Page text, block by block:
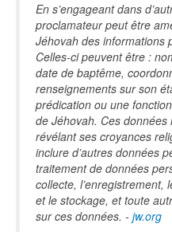
En s’engageant dans
proclamateur peut être
Jéhovah des informations
Celles-ci peuvent être :
date de baptême,
renseignements sur son
prédication ou une
de Jéhovah. Ces
révélant ses croyances
inclure d’autres données
traitement de données
collecte, l’enregistrement,
et le stockage, et toute
sur ces données. - jw.org